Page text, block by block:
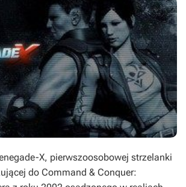
X, pierwszoosobowej strzelanki
do Command & Conquer: